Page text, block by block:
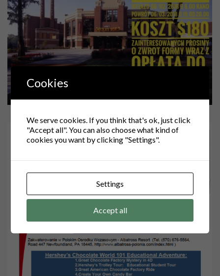
Cookies
We serve cookies. If you think that's ok, just click
"Accept all". You can also choose what kind of
cookies you want by clicking "Settings".
Settings
Accept all